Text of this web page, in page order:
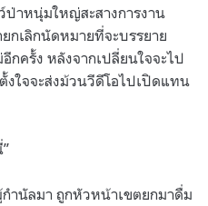
าหนุ่มใหญ่สะสางการงาน
กเลิกนัดหมายที่จะบรรยาย
กครั้ง หลังจากเปลี่ยนใจจะไป
งใจจะส่งม้วนวีดีโอไปเปิดแทน
ำนัลมา ถูกหัวหน้าเขตยกมาดื่ม